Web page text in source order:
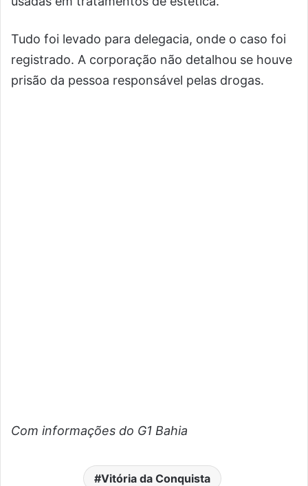
Tudo foi levado para delegacia, onde o caso foi
registrado. A corporação não detalhou se houve
prisão da pessoa responsável pelas drogas.
Com informações do G1 Bahia
Vitória da Conquista